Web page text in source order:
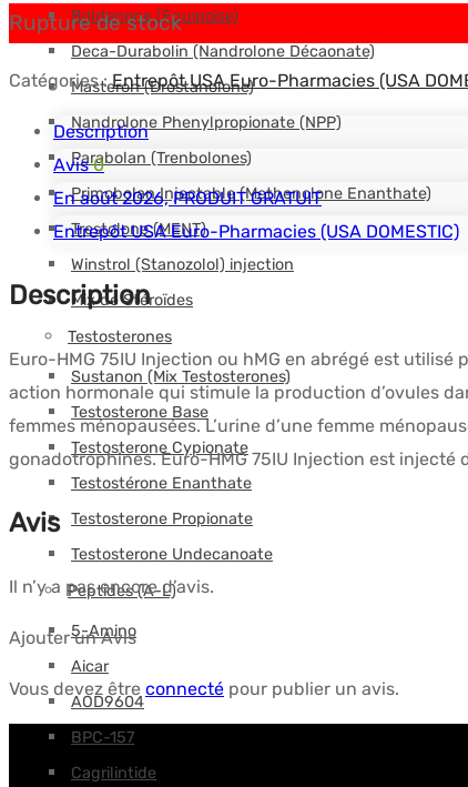
Boldenone (Equipoise)
Deca-Durabolin (Nandrolone Décaonate)
Masteron (Drostanolone)
Nandrolone Phenylpropionate (NPP)
Parabolan (Trenbolones)
Primobolan Injectable (Methenolone Enanthate)
Trestolone (MENT)
Winstrol (Stanozolol) injection
Mix de Stéroïdes
Testosterones
Sustanon (Mix Testosterones)
Testosterone Base
Testosterone Cypionate
Testostérone Enanthate
Testosterone Propionate
Testosterone Undecanoate
Peptides (A-L)
5-Amino
Aicar
AOD9604
BPC-157
Cagrilintide
$78.30.$61.03.
Rupture de stock
Catégories :Entrepôt USA Euro-Pharmacies (USA
Description
Avis0
En août 2026, PRODUIT GRATUIT
Entrepôt USA Euro-Pharmacies (USA DOMESTIC)
Description
Euro-HMG 75IU Injection ou hMG en abrégé est
action hormonale qui stimule la production d’ovules
femmes ménopausées. L’urine d’une femme
gonadotrophines. Euro-HMG 75IU Injection est injecté
Avis
Il n’y a pas encore d’avis.
Ajouter un Avis
Vous devez être connecté pour publier un avis.